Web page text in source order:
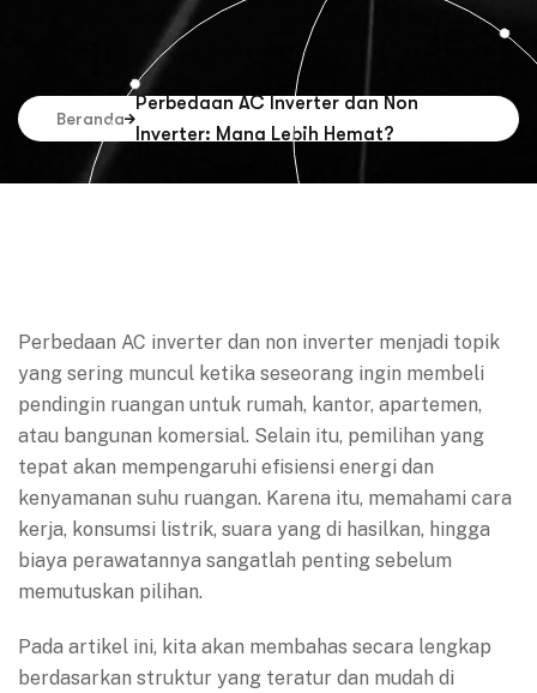
Beranda
Perbedaan AC Inverter dan Non
Inverter: Mana Lebih Hemat?
Perbedaan AC inverter dan non inverter menjadi topik
yang sering muncul ketika seseorang ingin membeli
pendingin ruangan untuk rumah, kantor, apartemen,
atau bangunan komersial. Selain itu, pemilihan yang
tepat akan mempengaruhi efisiensi energi dan
kenyamanan suhu ruangan. Karena itu, memahami cara
kerja, konsumsi listrik, suara yang di hasilkan, hingga
biaya perawatannya sangatlah penting sebelum
memutuskan pilihan.
Pada artikel ini, kita akan membahas secara lengkap
berdasarkan struktur yang teratur dan mudah di